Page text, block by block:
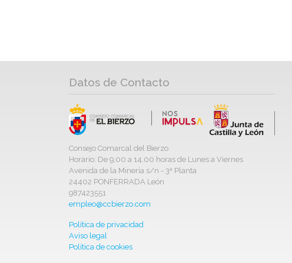
Datos de Contacto
Consejo Comarcal del Bierzo
Horario: De 9,00 a 14,00 horas de Lunes a Viernes
Avenida de la Minería s/n - 3ª Planta
24402 PONFERRADA León
987423551
empleo@ccbierzo.com
Política de privacidad
Aviso legal
Política de cookies